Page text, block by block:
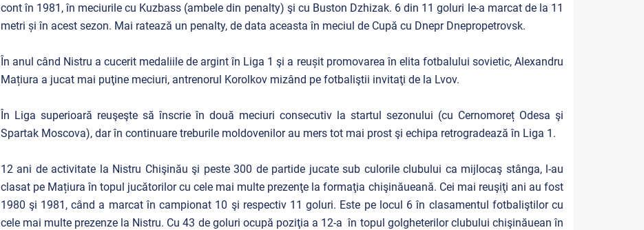
cont în 1981, în meciurile cu Kuzbass (ambele din penalty) şi cu Buston Dzhizak. 6 din 11 goluri le-a marcat de la 11
metri și în acest sezon. Mai ratează un penalty, de data aceasta în meciul de Cupă cu Dnepr Dnepropetrovsk.
În anul când Nistru a cucerit medaliile de argint în Liga 1 şi a reușit promovarea în elita fotbalului sovietic, Alexandru
Mațiura a jucat mai puţine meciuri, antrenorul Korolkov mizând pe fotbaliştii invitaţi de la Lvov.
În Liga superioară reuşeşte să înscrie în două meciuri consecutiv la startul sezonului (cu Cernomoreț Odesa şi
Spartak Moscova), dar în continuare treburile moldovenilor au mers tot mai prost şi echipa retrogradează în Liga 1.
12 ani de activitate la Nistru Chişinău şi peste 300 de partide jucate sub culorile clubului ca mijlocaş stânga, l-au
clasat pe Mațiura în topul jucătorilor cu cele mai multe prezenţe la formaţia chişinăueană. Cei mai reuşiţi ani au fost
1980 şi 1981, când a marcat în campionat 10 şi respectiv 11 goluri. Este pe locul 6 în clasamentul fotbaliştilor cu
cele mai multe prezenze la Nistru. Cu 43 de goluri ocupă poziţia a 12-a în topul golgheterilor clubului chişinăuean în